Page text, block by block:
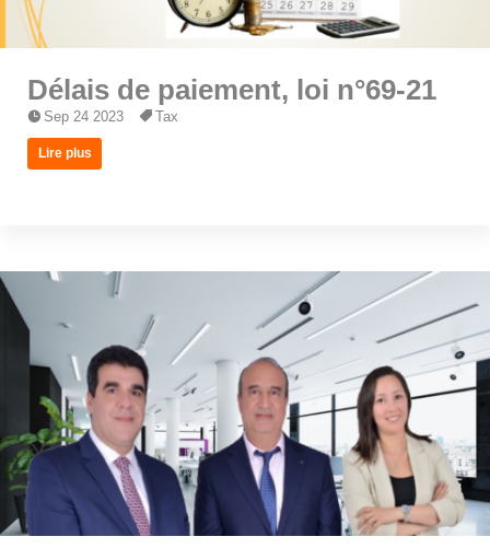
Délais de paiement, loi n°69-21
Sep 24 2023 Tax
Lire plus